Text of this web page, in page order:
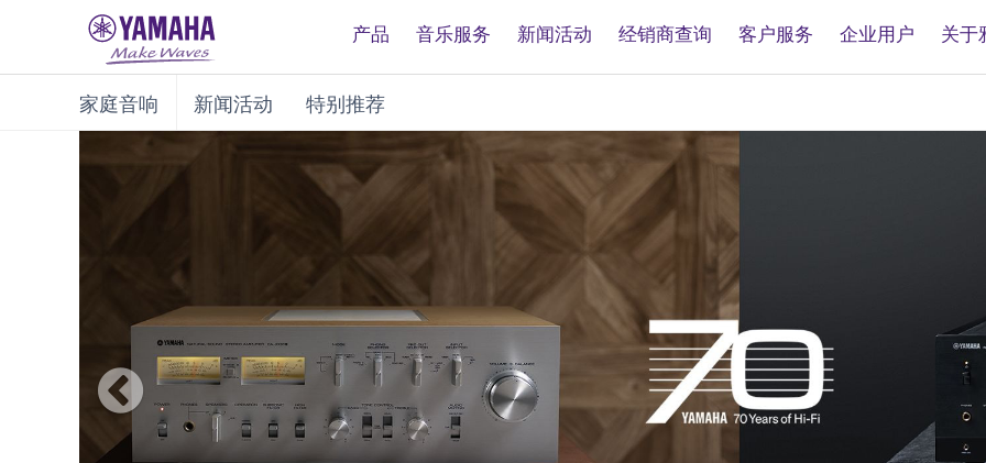
产品 音乐服务 新闻活动 经销商查询 客户服务 企业用户 关于
家庭音响 新闻活动 特别推荐